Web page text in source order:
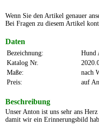
Wenn Sie den Artikel genauer
Bei Fragen zu diesem Artikel
Daten
Bezeichnung:
Hund
Katalog Nr.
Maße:
nach
Preis:
auf
Beschreibung
Unser Anton ist uns sehr ans
damit wir ein Erinnerungsbild